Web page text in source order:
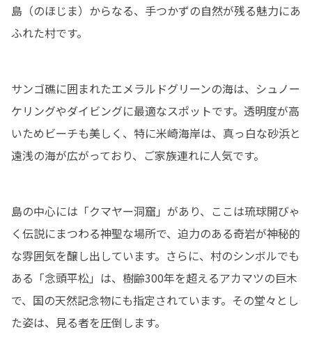
島（のほじま）からなる、手つかずの自然が残る魅力にあ
ふれた村です。
サンゴ礁に囲まれたエメラルドグリーンの海は、シュノー
ケリングやダイビングに最適なスポットです。透明度が高
いためビーチも美しく、特に米崎海岸は、真っ白な砂浜と
遠浅の海が広がっており、ご家族連れに人気です。
島の中心には「クマヤー洞窟」があり、ここは琉球開びゃ
く伝説にまつわる神聖な場所で、迫力のある奇岩が神秘的
な雰囲気を醸し出しています。さらに、村のシンボルでも
ある「念頭平松」は、樹齢300年を超えるアカマツの巨木
で、国の天然記念物にも指定されています。その堂々とし
た姿は、見る者を圧倒します。